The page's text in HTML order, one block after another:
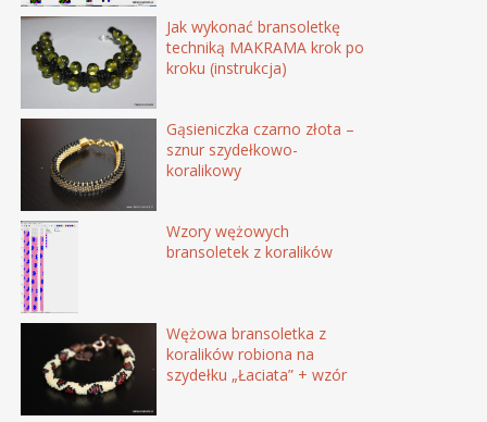
Jak wykonać bransoletkę
techniką MAKRAMA krok po
kroku (instrukcja)
Gąsieniczka czarno złota –
sznur szydełkowo-
koralikowy
Wzory wężowych
bransoletek z koralików
Wężowa bransoletka z
koralików robiona na
szydełku „Łaciata” + wzór